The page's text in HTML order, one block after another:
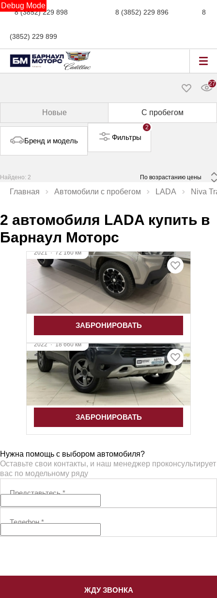
Debug Mode
8 (3852) 229 898 8 (3852) 229 896 8
(3852) 229 899
27
Новые С пробегом
Бренд и модель
2
Фильтры
Найдено: 2
Главная Автомобили с пробегом LADA Niva
2 автомобиля LADA купить в
Барнаул Моторс
2021·72 160 км
LADA Niva Travel
1.7 л (80 л.с.), МКПП, бензин, полный
1 083 000 ₽
ЗАБРОНИРОВАТЬ
2022·18 660 км
LADA Niva Travel
1.7 л (80 л.с.), МКПП, бензин, полный
1 249 000 ₽
ЗАБРОНИРОВАТЬ
Нужна помощь с выбором автомобиля?
Оставьте свои контакты, и наш менеджер проконсультирует
вас по модельному ряду
Представьтесь*
Телефон*
ЖДУ ЗВОНКА